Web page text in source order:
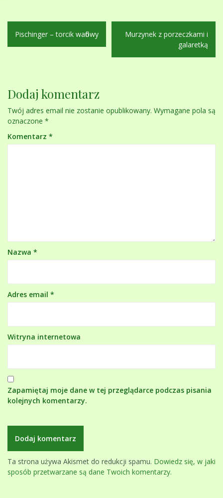
Nawigacja
wpisu
Pischinger – torcik waflowy
Murzynek z porzeczkami i
galaretką
Dodaj komentarz
Twój adres email nie zostanie opublikowany. Wymagane pola są
oznaczone *
Komentarz *
Nazwa *
Adres email *
Witryna internetowa
Zapamiętaj moje dane w tej przeglądarce podczas pisania
kolejnych komentarzy.
Ta strona używa Akismet do redukcji spamu. Dowiedz się, w jaki
sposób przetwarzane są dane Twoich komentarzy.